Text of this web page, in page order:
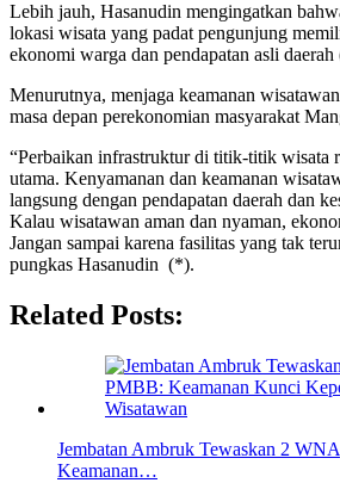
Lebih jauh, Hasanudin mengingatkan
lokasi wisata yang padat pengunjung
ekonomi warga dan pendapatan asli
Menurutnya, menjaga keamanan
masa depan perekonomian masyarakat
“Perbaikan infrastruktur di titik-titik wisata
utama. Kenyamanan dan keamanan
langsung dengan pendapatan daerah dan
Kalau wisatawan aman dan nyaman,
Jangan sampai karena fasilitas yang tak
pungkas Hasanudin (*).
Related Posts:
Jembatan Ambruk Tewaskan 2
Keamanan…